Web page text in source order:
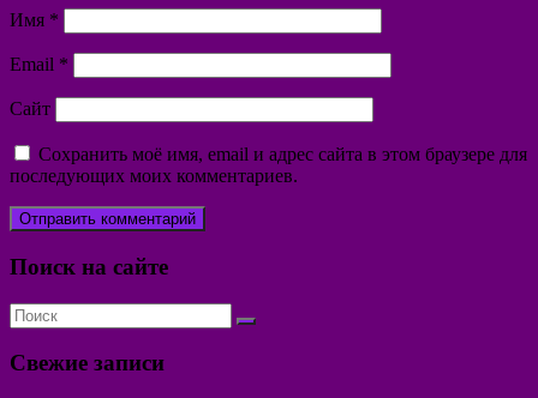
Имя *
Email *
Сайт
Сохранить моё имя, email и адрес сайта в этом браузере для
последующих моих комментариев.
Поиск на сайте
Свежие записи